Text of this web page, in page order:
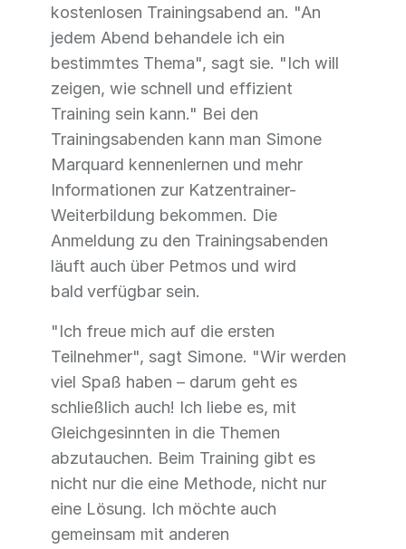
kostenlosen Trainingsabend an. "An
jedem Abend behandele ich ein
bestimmtes Thema", sagt sie. "Ich will
zeigen, wie schnell und effizient
Training sein kann." Bei den
Trainingsabenden kann man Simone
Marquard kennenlernen und mehr
Informationen zur Katzentrainer-
Weiterbildung bekommen. Die
Anmeldung zu den Trainingsabenden
läuft auch über Petmos und wird
bald verfügbar sein.
"Ich freue mich auf die ersten
Teilnehmer", sagt Simone. "Wir werden
viel Spaß haben – darum geht es
schließlich auch! Ich liebe es, mit
Gleichgesinnten in die Themen
abzutauchen. Beim Training gibt es
nicht nur die eine Methode, nicht nur
eine Lösung. Ich möchte auch
gemeinsam mit anderen